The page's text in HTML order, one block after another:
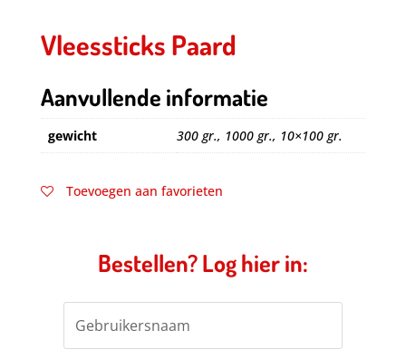
Vleessticks Paard
Aanvullende informatie
gewicht 300 gr., 1000 gr., 10×100 gr.
Toevoegen aan favorieten
Bestellen? Log hier in: